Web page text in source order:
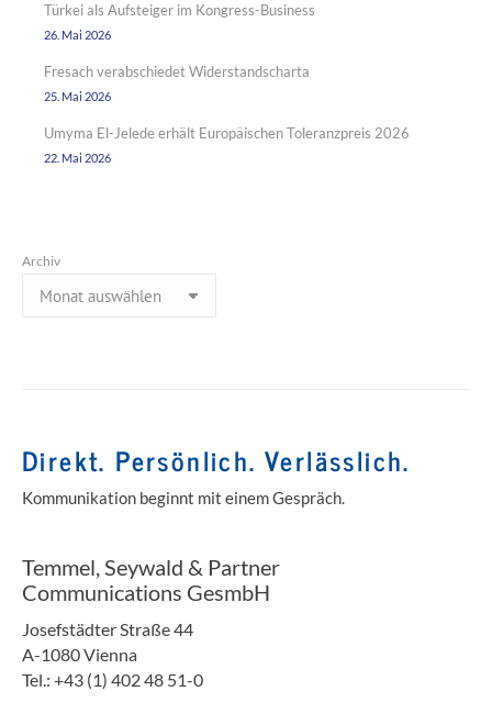
Türkei als Aufsteiger im Kongress-Business
26. Mai 2026
Fresach verabschiedet Widerstandscharta
25. Mai 2026
Umyma El-Jelede erhält Europäischen Toleranzpreis 2026
22. Mai 2026
Archiv
Direkt. Persönlich. Verlässlich.
Kommunikation beginnt mit einem Gespräch.
Temmel, Seywald & Partner
Communications GesmbH
Josefstädter Straße 44
A-1080 Vienna
Tel.: +43 (1) 402 48 51-0